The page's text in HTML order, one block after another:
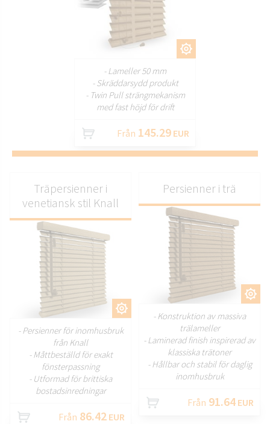
ANPASSA
- Lameller 50 mm
- Skräddarsydd produkt
- Twin Pull strängmekanism
med fast höjd för drift
Från 145.29 EUR
ANPASSA
Träpersienner i
venetiansk stil Knall
- Persienner för inomhusbruk
från Knall
- Måttbeställd för exakt
fönsterpassning
- Utformad för brittiska
bostadsinredningar
Från 86.42 EUR
ANPASSA
Persienner i trä
- Konstruktion av massiva
trälameller
- Laminerad finish inspirerad av
klassiska trätoner
- Hållbar och stabil för daglig
inomhusbruk
Från 91.64 EUR